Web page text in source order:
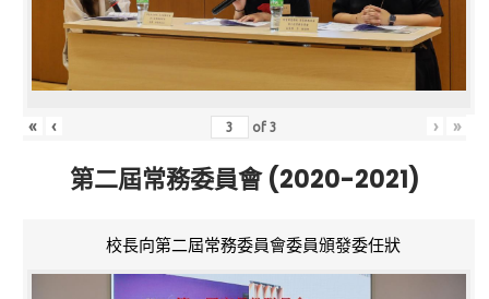
« ‹ of3 › »
第二屆常務委員會 (2020-2021)
校長向第二屆常務委員會委員頒發委任狀